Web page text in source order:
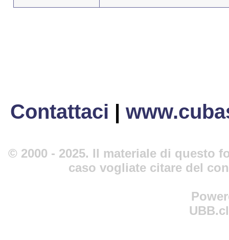
Contattaci |
© 2000 - 2025. Il materiale di questo
caso vogliate citare del